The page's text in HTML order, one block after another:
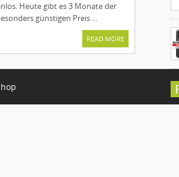
Heute gibt es 3 Monate der
günstigen Preis ...
READ MORE